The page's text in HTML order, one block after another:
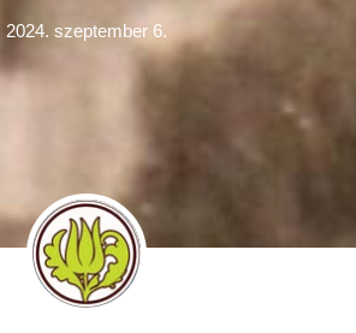
2024. szeptember 6.